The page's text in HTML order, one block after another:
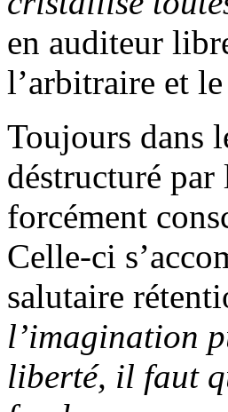
en auditeur
l’arbitraire et
Toujours dans
déstructuré
forcément
Celle-ci
salutaire
l’imagination
liberté, il faut